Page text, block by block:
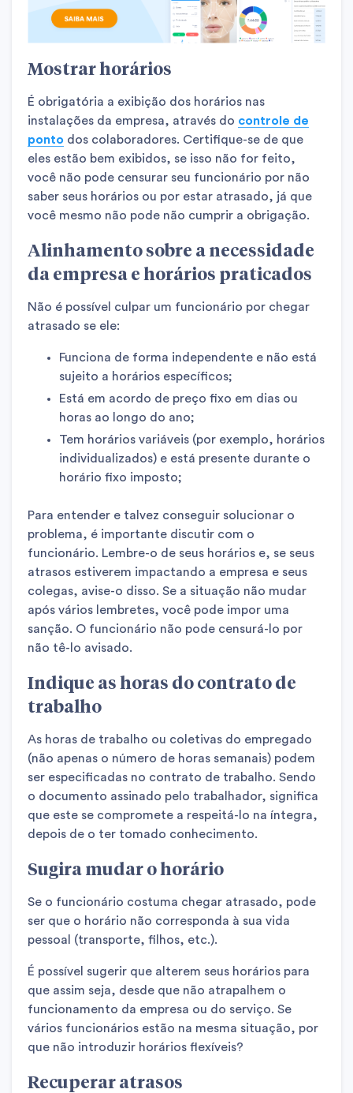
Mostrar horários
É obrigatória a exibição dos horários nas
instalações da empresa, através do controle de
ponto dos colaboradores. Certifique-se de que
eles estão bem exibidos, se isso não for feito,
você não pode censurar seu funcionário por não
saber seus horários ou por estar atrasado, já que
você mesmo não pode não cumprir a obrigação.
Alinhamento sobre a necessidade
da empresa e horários praticados
Não é possível culpar um funcionário por chegar
atrasado se ele:
Funciona de forma independente e não está
sujeito a horários específicos;
Está em acordo de preço fixo em dias ou
horas ao longo do ano;
Tem horários variáveis ​​(por exemplo, horários
individualizados) e está presente durante o
horário fixo imposto;
Para entender e talvez conseguir solucionar o
problema, é importante discutir com o
funcionário. Lembre-o de seus horários e, se seus
atrasos estiverem impactando a empresa e seus
colegas, avise-o disso. Se a situação não mudar
após vários lembretes, você pode impor uma
sanção. O funcionário não pode censurá-lo por
não tê-lo avisado.
Indique as horas do contrato de
trabalho
As horas de trabalho ou coletivas do empregado
(não apenas o número de horas semanais) podem
ser especificadas no contrato de trabalho. Sendo
o documento assinado pelo trabalhador, significa
que este se compromete a respeitá-lo na íntegra,
depois de o ter tomado conhecimento.
Sugira mudar o horário
Se o funcionário costuma chegar atrasado, pode
ser que o horário não corresponda à sua vida
pessoal (transporte, filhos, etc.).
É possível sugerir que alterem seus horários para
que assim seja, desde que não atrapalhem o
funcionamento da empresa ou do serviço. Se
vários funcionários estão na mesma situação, por
que não introduzir horários flexíveis?
Recuperar atrasos